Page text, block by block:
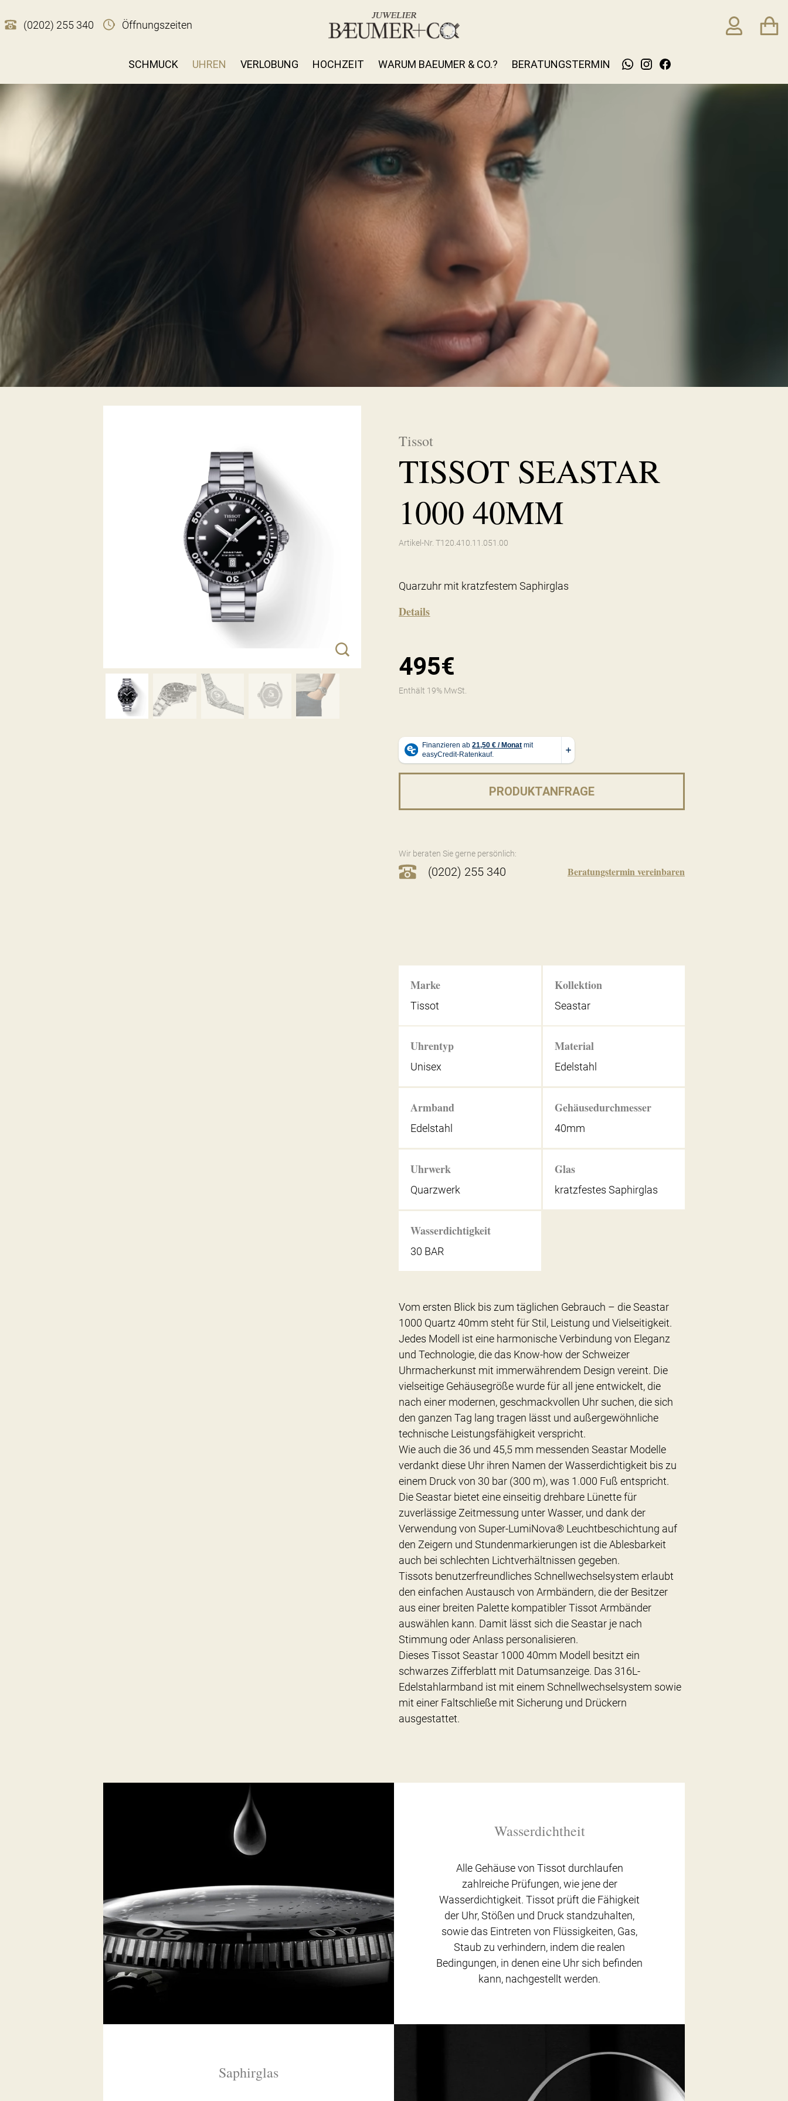
(0202) 255 340 Öffnungszeiten
SCHMUCK UHREN VERLOBUNG HOCHZEIT WARUM BAEUMER & CO.? BERATUNGSTERMIN
Tissot
TISSOT SEASTAR
1000 40MM
Artikel-Nr. T120.410.11.051.00
Quarzuhr mit kratzfestem Saphirglas
Details
495€
Enthält 19% MwSt.
PRODUKTANFRAGE
Wir beraten Sie gerne persönlich:
(0202) 255 340 Beratungstermin vereinbaren
Marke
Tissot
Kollektion
Seastar
Uhrentyp
Unisex
Material
Edelstahl
Armband
Edelstahl
Gehäusedurchmesser
40mm
Uhrwerk
Quarzwerk
Glas
kratzfestes Saphirglas
Wasserdichtigkeit
30 BAR
Vom ersten Blick bis zum täglichen Gebrauch – die Seastar
1000 Quartz 40mm steht für Stil, Leistung und Vielseitigkeit.
Jedes Modell ist eine harmonische Verbindung von Eleganz
und Technologie, die das Know-how der Schweizer
Uhrmacherkunst mit immerwährendem Design vereint. Die
vielseitige Gehäusegröße wurde für all jene entwickelt, die
nach einer modernen, geschmackvollen Uhr suchen, die sich
den ganzen Tag lang tragen lässt und außergewöhnliche
technische Leistungsfähigkeit verspricht.
Wie auch die 36 und 45,5 mm messenden Seastar Modelle
verdankt diese Uhr ihren Namen der Wasserdichtigkeit bis zu
einem Druck von 30 bar (300 m), was 1.000 Fuß entspricht.
Die Seastar bietet eine einseitig drehbare Lünette für
zuverlässige Zeitmessung unter Wasser, und dank der
Verwendung von Super-LumiNova® Leuchtbeschichtung auf
den Zeigern und Stundenmarkierungen ist die Ablesbarkeit
auch bei schlechten Lichtverhältnissen gegeben.
Tissots benutzerfreundliches Schnellwechselsystem erlaubt
den einfachen Austausch von Armbändern, die der Besitzer
aus einer breiten Palette kompatibler Tissot Armbänder
auswählen kann. Damit lässt sich die Seastar je nach
Stimmung oder Anlass personalisieren.
Dieses Tissot Seastar 1000 40mm Modell besitzt ein
schwarzes Zifferblatt mit Datumsanzeige. Das 316L-
Edelstahlarmband ist mit einem Schnellwechselsystem sowie
mit einer Faltschließe mit Sicherung und Drückern
ausgestattet.
Wasserdichtheit
Alle Gehäuse von Tissot durchlaufen
zahlreiche Prüfungen, wie jene der
Wasserdichtigkeit. Tissot prüft die Fähigkeit
der Uhr, Stößen und Druck standzuhalten,
sowie das Eintreten von Flüssigkeiten, Gas,
Staub zu verhindern, indem die realen
Bedingungen, in denen eine Uhr sich befinden
kann, nachgestellt werden.
Saphirglas